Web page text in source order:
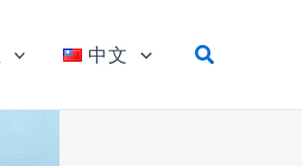
中文